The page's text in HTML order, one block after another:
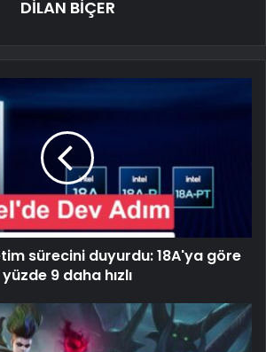
DİLAN BİÇER
sürecini duyurdu: 18A'ya göre
yüzde 9 daha hızlı